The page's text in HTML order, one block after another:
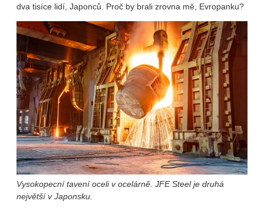
dva tisíce lidí, Japonců. Proč by brali zrovna mě, Evropanku?
Vysokopecní tavení oceli v ocelárně. JFE Steel je druhá
největší v Japonsku.